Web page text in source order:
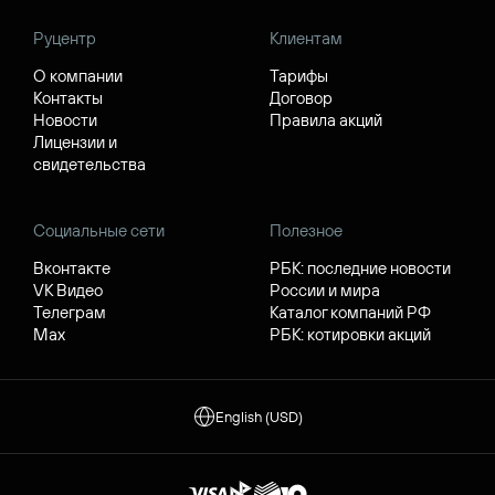
Руцентр
О компании
Контакты
Новости
Лицензии и
свидетельства
Клиентам
Тарифы
Договор
Правила акций
Социальные сети
Вконтакте
VK Видео
Телеграм
Max
Полезное
РБК: последние новости
России и мира
Каталог компаний РФ
РБК: котировки акций
English (USD)